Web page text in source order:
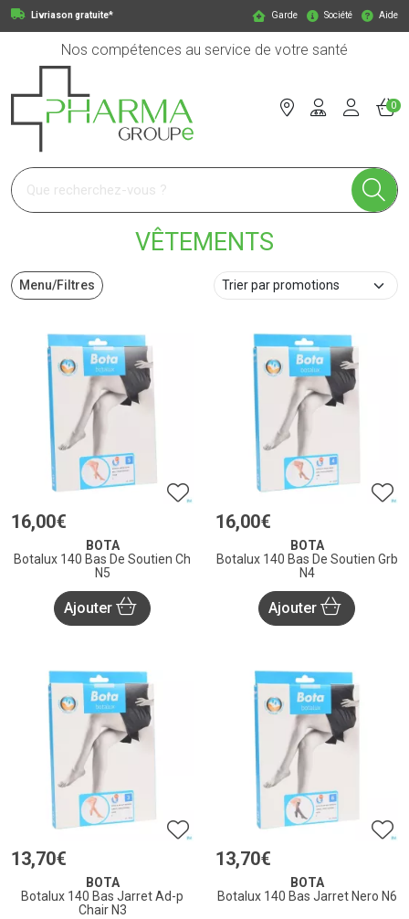
Livriason gratuite* Garde Société Aide
Nos compétences au service de votre santé
Pharmagroupe Votre pharmacie en ligne à votre service
0
VÊTEMENTS
Menu/Filtres
16,00€
BOTA
Botalux 140 Bas De Soutien Ch
N5
Ajouter
16,00€
BOTA
Botalux 140 Bas De Soutien Grb
N4
Ajouter
13,70€
BOTA
Botalux 140 Bas Jarret Ad-p
Chair N3
13,70€
BOTA
Botalux 140 Bas Jarret Nero N6